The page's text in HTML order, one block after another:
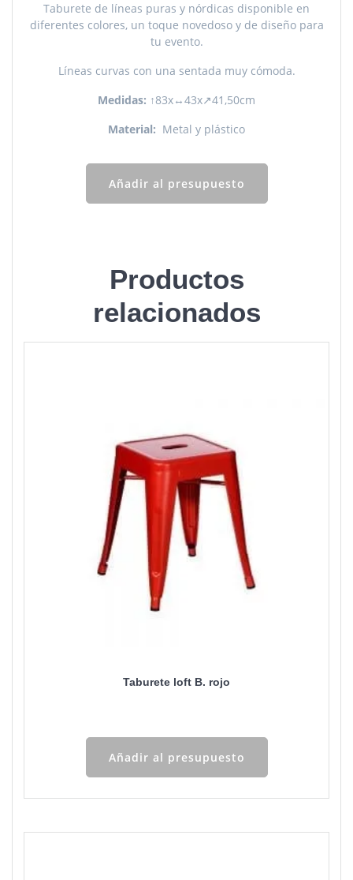
Taburete de líneas puras y nórdicas disponible en
diferentes colores, un toque novedoso y de diseño para
tu evento.
Líneas curvas con una sentada muy cómoda.
Medidas: ↑83x↔43x↗41,50cm
Material: Metal y plástico
Añadir al presupuesto
Productos
relacionados
Taburete loft B. rojo
Añadir al presupuesto